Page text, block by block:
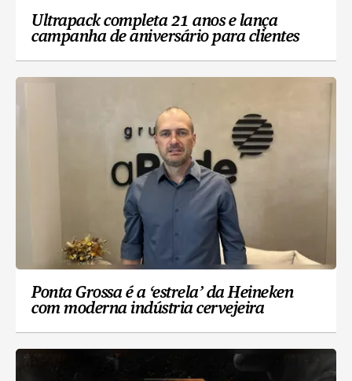
Ultrapack completa 21 anos e lança
campanha de aniversário para clientes
Ponta Grossa é a ‘estrela’ da Heineken
com moderna indústria cervejeira